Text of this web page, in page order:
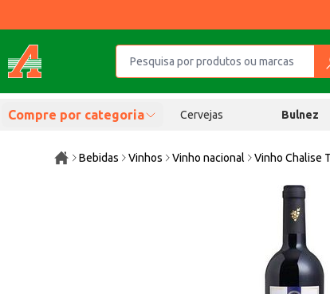
Compre por categoria Cervejas Bulnez
Bebidas Vinhos Vinho nacional Vinho Chalise